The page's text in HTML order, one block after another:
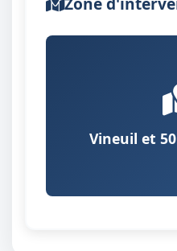
Vineuil et